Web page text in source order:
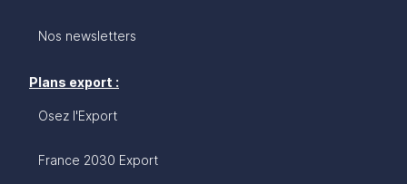
Nos newsletters
Plans export :
Osez l'Export
France 2030 Export